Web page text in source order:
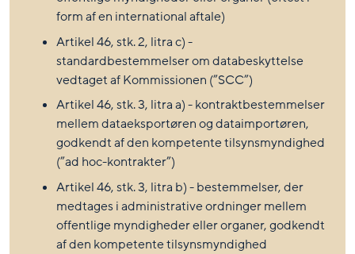
form af en international aftale)
Artikel 46, stk. 2, litra c) -
standardbestemmelser om databeskyttelse
vedtaget af Kommissionen (”SCC”)
Artikel 46, stk. 3, litra a) - kontraktbestemmelser
mellem dataeksportøren og dataimportøren,
godkendt af den kompetente tilsynsmyndighed
(”ad hoc-kontrakter”)
Artikel 46, stk. 3, litra b) - bestemmelser, der
medtages i administrative ordninger mellem
offentlige myndigheder eller organer, godkendt
af den kompetente tilsynsmyndighed